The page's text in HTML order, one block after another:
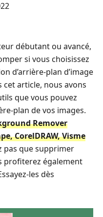
débutant ou avancé,
si vous choisissez
d’arrière-plan d’image
article, nous avons
que vous pouvez
plan de vos images.
Remover
CorelDRAW, Visme
pas que supprimer
profiterez également
les dès